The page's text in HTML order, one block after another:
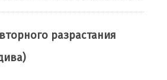
разрастания